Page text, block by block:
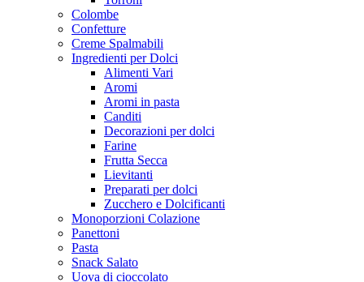
Colombe
Confetture
Creme Spalmabili
Ingredienti per Dolci
Alimenti Vari
Aromi
Aromi in pasta
Canditi
Decorazioni per dolci
Farine
Frutta Secca
Lievitanti
Preparati per dolci
Zucchero e Dolcificanti
Monoporzioni Colazione
Panettoni
Pasta
Snack Salato
Uova di cioccolato